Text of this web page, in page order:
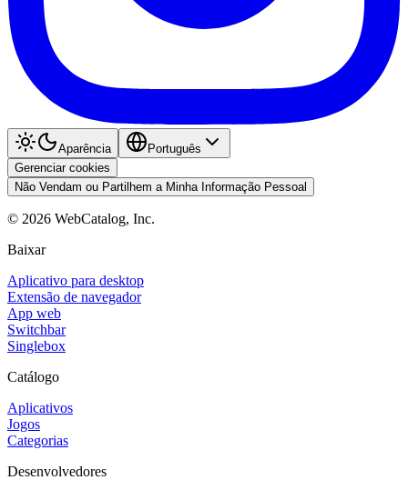
Aparência
Português
Gerenciar cookies
Não Vendam ou Partilhem a Minha Informação Pessoal
© 2026 WebCatalog, Inc.
Baixar
Aplicativo para desktop
Extensão de navegador
App web
Switchbar
Singlebox
Catálogo
Aplicativos
Jogos
Categorias
Desenvolvedores